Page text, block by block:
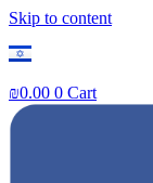
Skip to content
₪0.00 0 Cart